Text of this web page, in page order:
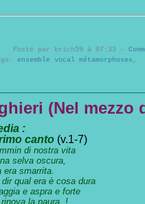
Posté par brich59 à 07:33 -
ensemble vocal métamorphoses ,
(Nel mezzo
:
canto (v.1-7)
di nostra vita
selva oscura,
smarrita.
qual era è cosa dura
e aspra e forte
la paura !